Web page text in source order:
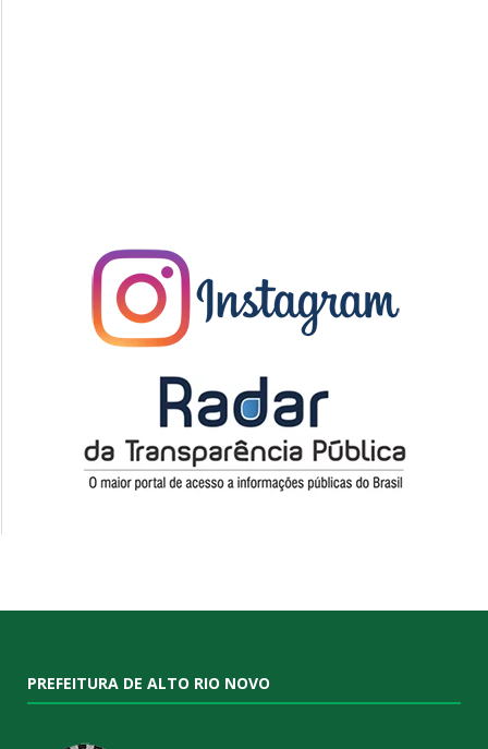
PREFEITURA DE ALTO RIO NOVO